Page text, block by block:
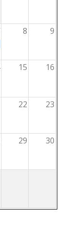
8 9
y
feminismos y
con la Dra.
15 16
MUNDO
Y LA
22 23
Fotográfico
29 30
de escuelas
Conversatorio: